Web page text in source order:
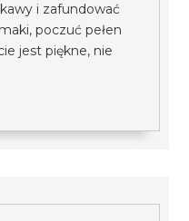
i zafundować
poczuć pełen
jest piękne, nie